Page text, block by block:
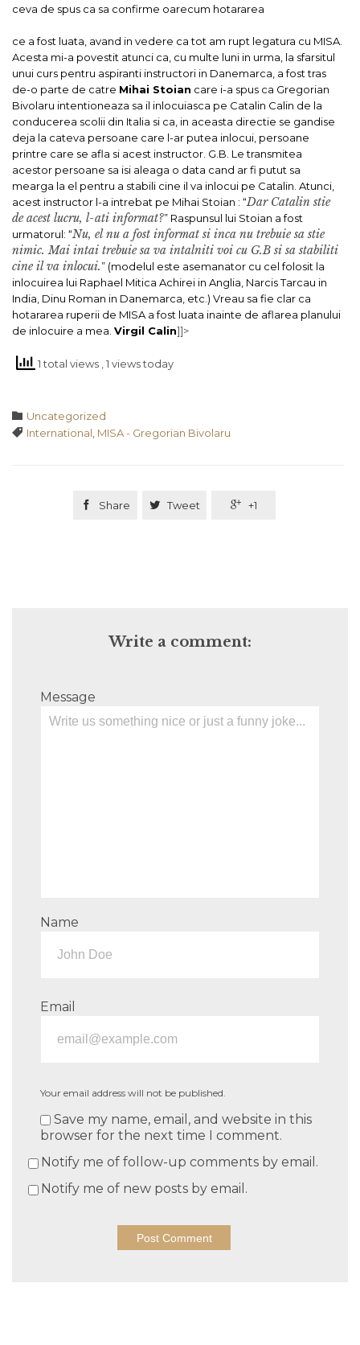
ceva de spus ca sa confirme oarecum hotararea
ce a fost luata, avand in vedere ca tot am rupt legatura cu MISA.
Acesta mi-a povestit atunci ca, cu multe luni in urma, la sfarsitul
unui curs pentru aspiranti instructori in Danemarca, a fost tras
de-o parte de catre Mihai Stoian care i-a spus ca Gregorian
Bivolaru intentioneaza sa il inlocuiasca pe Catalin Calin de la
conducerea scolii din Italia si ca, in aceasta directie se gandise
deja la cateva persoane care l-ar putea inlocui, persoane
printre care se afla si acest instructor. G.B. Le transmitea
acestor persoane sa isi aleaga o data cand ar fi putut sa
mearga la el pentru a stabili cine il va inlocui pe Catalin. Atunci,
acest instructor l-a intrebat pe Mihai Stoian : “Dar Catalin stie
de acest lucru, l-ati informat?” Raspunsul lui Stoian a fost
urmatorul: “Nu, el nu a fost informat si inca nu trebuie sa stie
nimic. Mai intai trebuie sa va intalniti voi cu G.B si sa stabiliti
cine il va inlocui.” (modelul este asemanator cu cel folosit la
inlocuirea lui Raphael Mitica Achirei in Anglia, Narcis Tarcau in
India, Dinu Roman in Danemarca, etc.) Vreau sa fie clar ca
hotararea ruperii de MISA a fost luata inainte de aflarea planului
de inlocuire a mea. Virgil Calin]]>
1 total views , 1 views today
 Category
Uncategorized
 Tags
International, MISA - Gregorian Bivolaru
 Share  Tweet  +1
Write a comment:
Message
Name
Email
Your email address will not be published.
Save my name, email, and website in this
browser for the next time I comment.
Notify me of follow-up comments by email.
Notify me of new posts by email.